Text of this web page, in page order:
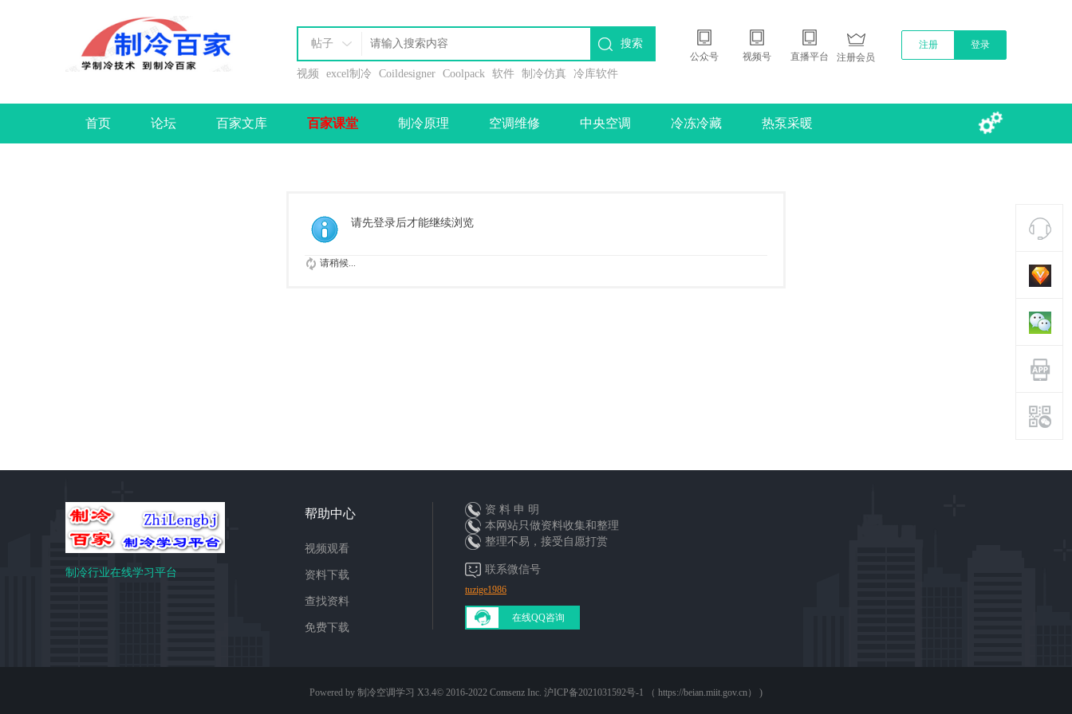
帖子 搜索
视频 excel制冷 Coildesigner Coolpack 软件 制冷仿真 冷库软件
公众号 视频号 直播平台 注册会员
注册 登录
首页 论坛 百家文库 百家课堂 制冷原理 空调维修 中央空调 冷冻冷藏 热泵采暖
请先登录后才能继续浏览
请稍候...
制冷行业在线学习平台
帮助中心
视频观看
资料下载
查找资料
免费下载
资 料 申 明
本网站只做资料收集和整理
整理不易，接受自愿打赏
联系微信号
tuzige1986
在线QQ咨询
Powered by 制冷空调学习 X3.4© 2016-2022 Comsenz Inc. 沪ICP备2021031592号-1 （ https://beian.miit.gov.cn） )